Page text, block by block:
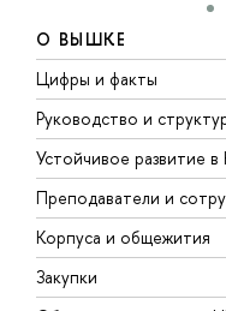
О ВЫШКЕ
Цифры и факты
Руководство и
Устойчивое развитие
Преподаватели и
Корпуса и общежития
Закупки